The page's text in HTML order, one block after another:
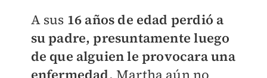
A sus 16 años de edad perdió a
su padre, presuntamente luego
de que alguien le provocara una